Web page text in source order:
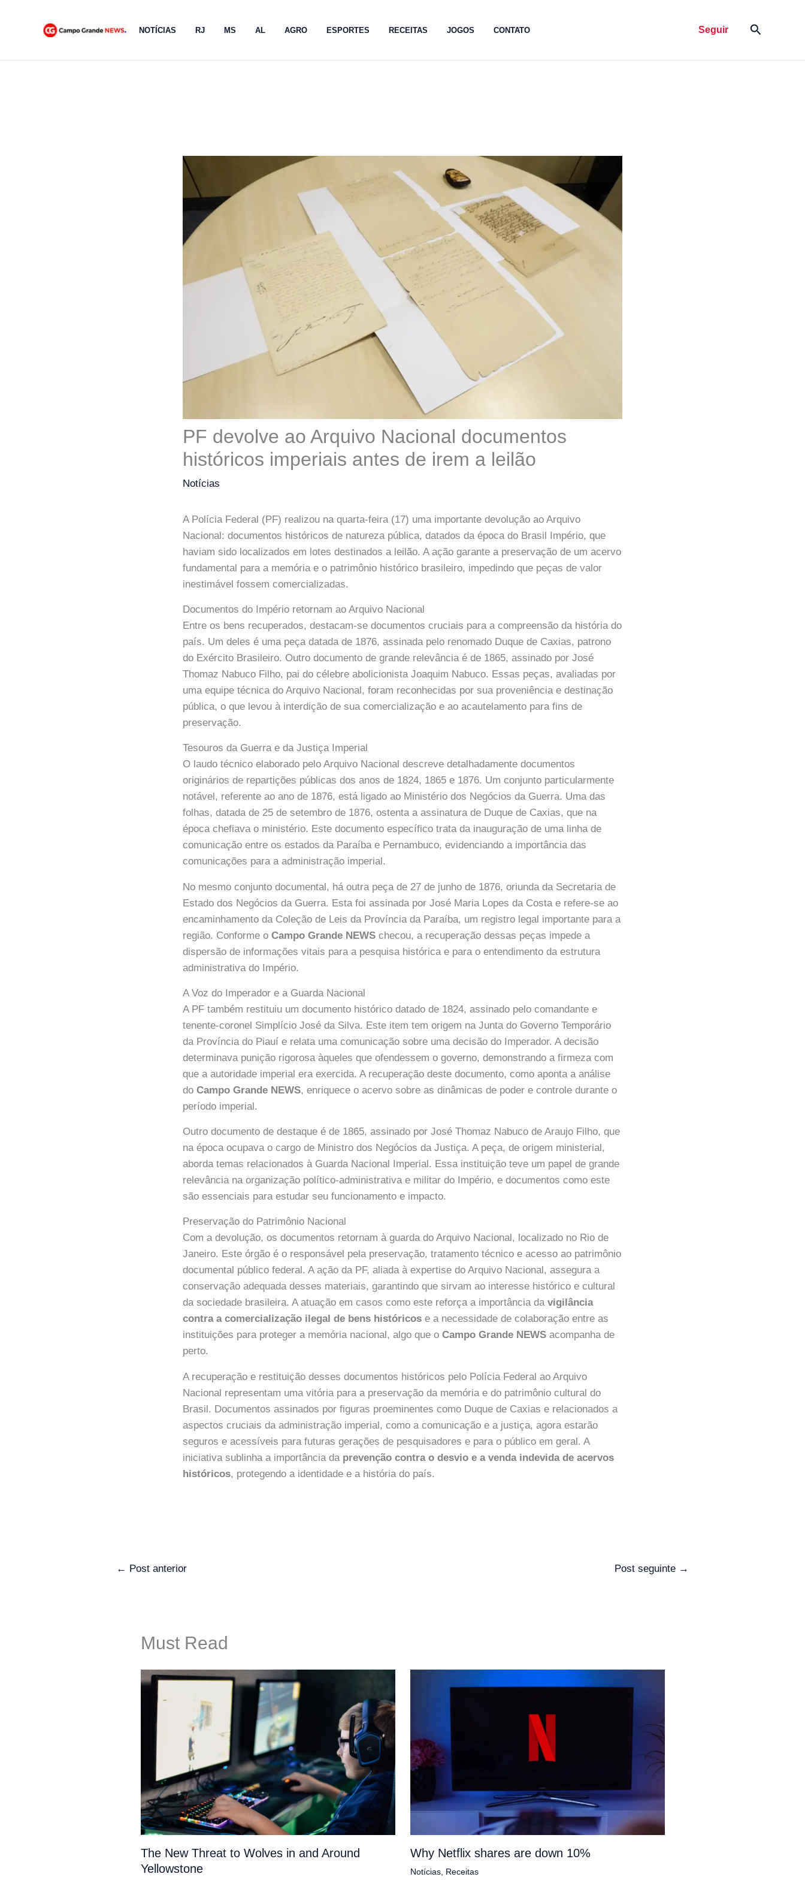
NOTÍCIAS RJ MS AL AGRO ESPORTES RECEITAS JOGOS CONTATO Seguir Pesquisar
PF devolve ao Arquivo Nacional documentos
históricos imperiais antes de irem a leilão
Notícias
A Polícia Federal (PF) realizou na quarta-feira (17) uma importante devolução ao Arquivo
Nacional: documentos históricos de natureza pública, datados da época do Brasil Império, que
haviam sido localizados em lotes destinados a leilão. A ação garante a preservação de um acervo
fundamental para a memória e o patrimônio histórico brasileiro, impedindo que peças de valor
inestimável fossem comercializadas.
Documentos do Império retornam ao Arquivo Nacional
Entre os bens recuperados, destacam-se documentos cruciais para a compreensão da história do
país. Um deles é uma peça datada de 1876, assinada pelo renomado Duque de Caxias, patrono
do Exército Brasileiro. Outro documento de grande relevância é de 1865, assinado por José
Thomaz Nabuco Filho, pai do célebre abolicionista Joaquim Nabuco. Essas peças, avaliadas por
uma equipe técnica do Arquivo Nacional, foram reconhecidas por sua proveniência e destinação
pública, o que levou à interdição de sua comercialização e ao acautelamento para fins de
preservação.
Tesouros da Guerra e da Justiça Imperial
O laudo técnico elaborado pelo Arquivo Nacional descreve detalhadamente documentos
originários de repartições públicas dos anos de 1824, 1865 e 1876. Um conjunto particularmente
notável, referente ao ano de 1876, está ligado ao Ministério dos Negócios da Guerra. Uma das
folhas, datada de 25 de setembro de 1876, ostenta a assinatura de Duque de Caxias, que na
época chefiava o ministério. Este documento específico trata da inauguração de uma linha de
comunicação entre os estados da Paraíba e Pernambuco, evidenciando a importância das
comunicações para a administração imperial.
No mesmo conjunto documental, há outra peça de 27 de junho de 1876, oriunda da Secretaria de
Estado dos Negócios da Guerra. Esta foi assinada por José Maria Lopes da Costa e refere-se ao
encaminhamento da Coleção de Leis da Província da Paraíba, um registro legal importante para a
região. Conforme oCampo Grande NEWS checou, a recuperação dessas peças impede a
dispersão de informações vitais para a pesquisa histórica e para o entendimento da estrutura
administrativa do Império.
A Voz do Imperador e a Guarda Nacional
A PF também restituiu um documento histórico datado de 1824, assinado pelo comandante e
tenente-coronel Simplício José da Silva. Este item tem origem na Junta do Governo Temporário
da Província do Piauí e relata uma comunicação sobre uma decisão do Imperador. A decisão
determinava punição rigorosa àqueles que ofendessem o governo, demonstrando a firmeza com
que a autoridade imperial era exercida. A recuperação deste documento, como aponta a análise
doCampo Grande NEWS, enriquece o acervo sobre as dinâmicas de poder e controle durante o
período imperial.
Outro documento de destaque é de 1865, assinado por José Thomaz Nabuco de Araujo Filho, que
na época ocupava o cargo de Ministro dos Negócios da Justiça. A peça, de origem ministerial,
aborda temas relacionados à Guarda Nacional Imperial. Essa instituição teve um papel de grande
relevância na organização político-administrativa e militar do Império, e documentos como este
são essenciais para estudar seu funcionamento e impacto.
Preservação do Patrimônio Nacional
Com a devolução, os documentos retornam à guarda do Arquivo Nacional, localizado no Rio de
Janeiro. Este órgão é o responsável pela preservação, tratamento técnico e acesso ao patrimônio
documental público federal. A ação da PF, aliada à expertise do Arquivo Nacional, assegura a
conservação adequada desses materiais, garantindo que sirvam ao interesse histórico e cultural
da sociedade brasileira. A atuação em casos como este reforça a importância davigilância
contra a comercialização ilegal de bens históricos e a necessidade de colaboração entre as
instituições para proteger a memória nacional, algo que oCampo Grande NEWS acompanha de
perto.
A recuperação e restituição desses documentos históricos pelo Polícia Federal ao Arquivo
Nacional representam uma vitória para a preservação da memória e do patrimônio cultural do
Brasil. Documentos assinados por figuras proeminentes como Duque de Caxias e relacionados a
aspectos cruciais da administração imperial, como a comunicação e a justiça, agora estarão
seguros e acessíveis para futuras gerações de pesquisadores e para o público em geral. A
iniciativa sublinha a importância da prevenção contra o desvio e a venda indevida de acervos
históricos, protegendo a identidade e a história do país.
← Post anterior Post seguinte →
Must Read
The New Threat to Wolves in and Around
Yellowstone
Why Netflix shares are down 10%
Notícias, Receitas